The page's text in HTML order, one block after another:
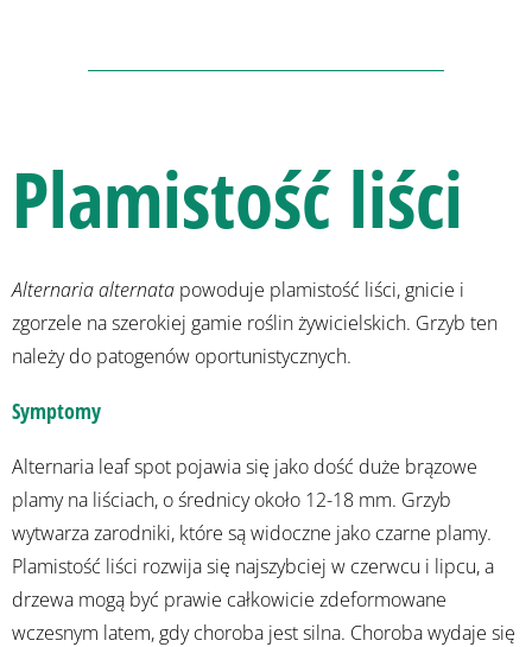
Plamistość liści
Alternaria alternata powoduje plamistość liści, gnicie i
zgorzele na szerokiej gamie roślin żywicielskich. Grzyb ten
należy do patogenów oportunistycznych.
Symptomy
Alternaria leaf spot pojawia się jako dość duże brązowe
plamy na liściach, o średnicy około 12-18 mm. Grzyb
wytwarza zarodniki, które są widoczne jako czarne plamy.
Plamistość liści rozwija się najszybciej w czerwcu i lipcu, a
drzewa mogą być prawie całkowicie zdeformowane
wczesnym latem, gdy choroba jest silna. Choroba wydaje się